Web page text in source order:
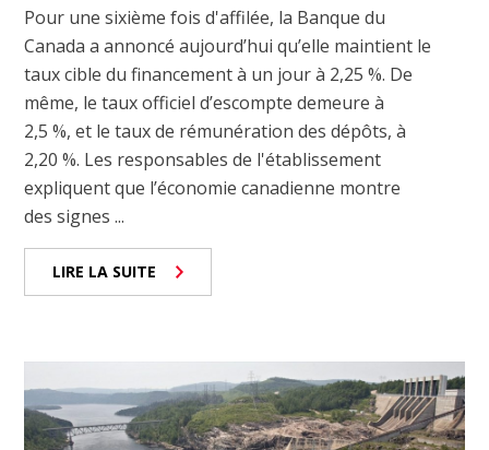
Pour une sixième fois d'affilée, la Banque du
Canada a annoncé aujourd’hui qu’elle maintient le
taux cible du financement à un jour à 2,25 %. De
même, le taux officiel d’escompte demeure à
2,5 %, et le taux de rémunération des dépôts, à
2,20 %. Les responsables de l'établissement
expliquent que l’économie canadienne montre
des signes ...
LIRE LA SUITE